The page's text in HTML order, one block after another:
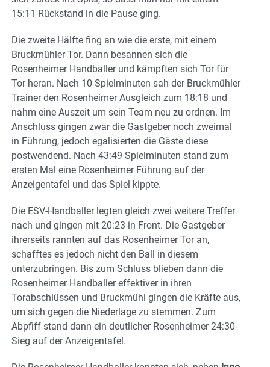
15:11 Rückstand in die Pause ging.
Die zweite Hälfte fing an wie die erste, mit einem
Bruckmühler Tor. Dann besannen sich die
Rosenheimer Handballer und kämpften sich Tor für
Tor heran. Nach 10 Spielminuten sah der Bruckmühler
Trainer den Rosenheimer Ausgleich zum 18:18 und
nahm eine Auszeit um sein Team neu zu ordnen. Im
Anschluss gingen zwar die Gastgeber noch zweimal
in Führung, jedoch egalisierten die Gäste diese
postwendend. Nach 43:49 Spielminuten stand zum
ersten Mal eine Rosenheimer Führung auf der
Anzeigentafel und das Spiel kippte.
Die ESV-Handballer legten gleich zwei weitere Treffer
nach und gingen mit 20:23 in Front. Die Gastgeber
ihrerseits rannten auf das Rosenheimer Tor an,
schafftes es jedoch nicht den Ball in diesem
unterzubringen. Bis zum Schluss blieben dann die
Rosenheimer Handballer effektiver in ihren
Torabschlüssen und Bruckmühl gingen die Kräfte aus,
um sich gegen die Niederlage zu stemmen. Zum
Abpfiff stand dann ein deutlicher Rosenheimer 24:30-
Sieg auf der Anzeigentafel.